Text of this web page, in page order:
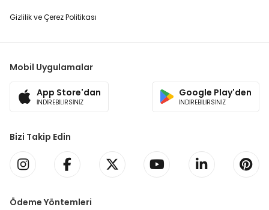
Gizlilik ve Çerez Politikası
Mobil Uygulamalar
App Store'dan
İNDİREBİLİRSİNİZ
Google Play'den
İNDİREBİLİRSİNİZ
Bizi Takip Edin
Ödeme Yöntemleri